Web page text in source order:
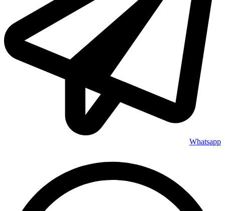
Whatsapp